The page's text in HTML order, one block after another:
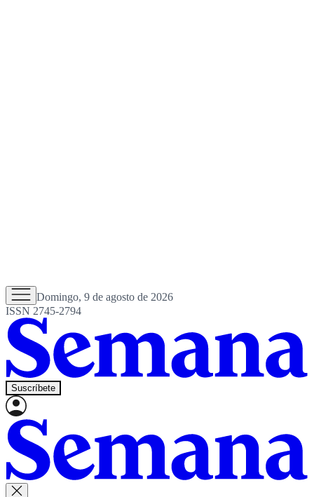
Domingo, 9 de agosto de 2026
ISSN 2745-2794
Suscríbete